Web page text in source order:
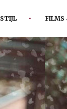
STIJL FILMS